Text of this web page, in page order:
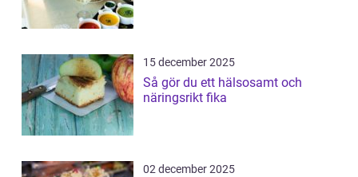
15 december 2025
Så gör du ett hälsosamt och
näringsrikt fika
02 december 2025